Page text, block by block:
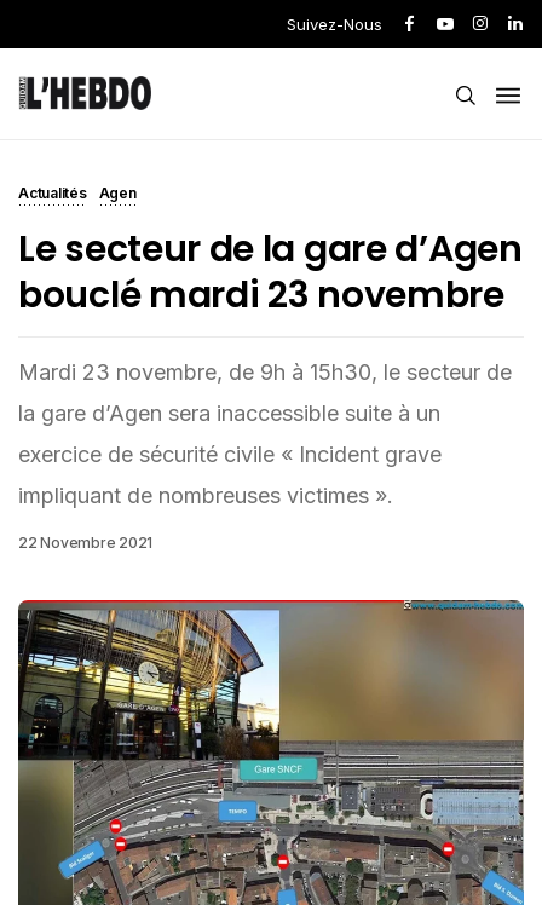
Suivez-Nous
Actualités Agen
Le secteur de la gare d’Agen
bouclé mardi 23 novembre
Mardi 23 novembre, de 9h à 15h30, le secteur de
la gare d’Agen sera inaccessible suite à un
exercice de sécurité civile « Incident grave
impliquant de nombreuses victimes ».
22 Novembre 2021